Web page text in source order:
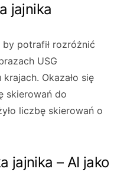
jajnika
potrafił rozróżnić
USG
Okazało się
skierowań do
liczbę skierowań o
jajnika – AI jako